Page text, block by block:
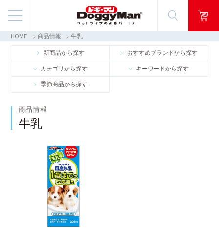
商品情報
映像ギャラリー
お客様窓口・Q＆A
HOME 商品情報 牛乳
新商品から探す おすすめブランドから探す
カテゴリから探す キーワードから探す
季節商品から探す
商品情報
牛乳